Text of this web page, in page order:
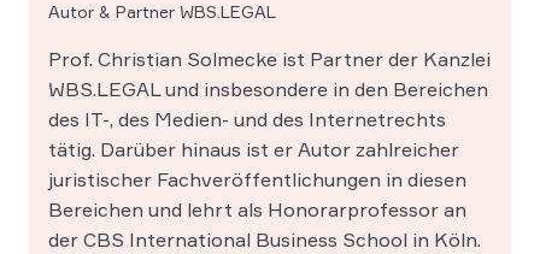
Autor & Partner WBS.LEGAL
Prof. Christian Solmecke ist Partner der Kanzlei
WBS.LEGAL und insbesondere in den Bereichen
des IT-, des Medien- und des Internetrechts
tätig. Darüber hinaus ist er Autor zahlreicher
juristischer Fachveröffentlichungen in diesen
Bereichen und lehrt als Honorarprofessor an
der CBS International Business School in Köln.